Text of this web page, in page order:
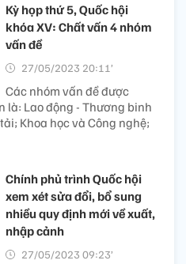
Kỳ họp thứ 5, Quốc hội
khóa XV: Chất vấn 4 nhóm
vấn đề
27/05/2023 20:11’
Các nhóm vấn đề được
là: Lao động - Thương binh
Khoa học và Công nghệ;
Chính phủ trình Quốc hội
xem xét sửa đổi, bổ sung
nhiều quy định mới về xuất,
nhập cảnh
27/05/2023 09:23’